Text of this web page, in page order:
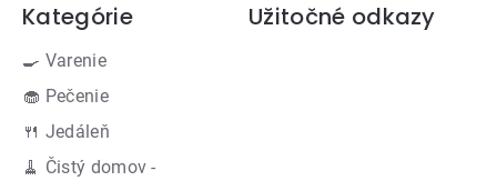
Kategórie
🍳 Varenie
🧁 Pečenie
🍴 Jedáleň
🧹 Čistý domov -
Užitočné odkazy